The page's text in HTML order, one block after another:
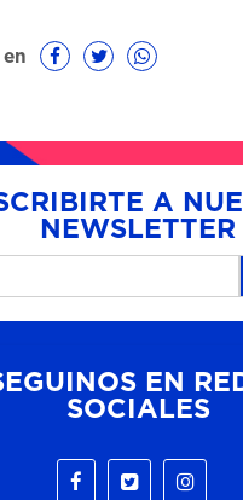
A
NEWSLETTER
EN
SOCIALES